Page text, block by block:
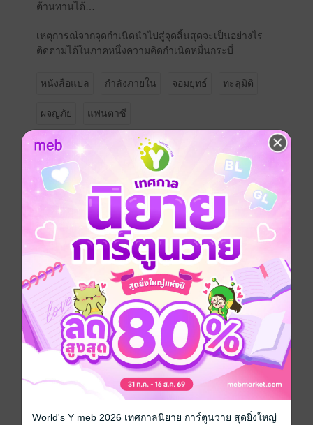
ต้านทานได้…
เหตุการณ์จากจุดกำเนิดนำไปสู่จุดสิ้นสุดจะเป็นอย่างไร
ติดตามได้ในภาคหนึ่งความคิดกำเนิดหมื่นกระบี่
หนังสือแปล กำลังภายใน จอมยุทธ์ ทะลุมิติ
ผจญภัย แฟนตาซี
ซีรีส์ ระบบเซียนหมื่นวิถี
ประเภทไฟล์ pdf, epub (สารบัญ)
วันที่วางขาย 11 พฤศจิกายน 2563
ความยาว 280 หน้า (≈ 89,276 คำ)
ราคาปก 289 บาท (ประหยัด 51%)
เล่มอื่นๆ ในซีรีส์ ดูทั้งหมด
World's Y meb 2026 เทศกาลนิยาย การ์ตูนวาย สุดยิ่งใหญ่